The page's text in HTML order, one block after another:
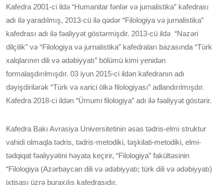
Kafedra 2001-ci ildə “Humanitar fənlər və jurnalistika” kafedrası
adı ilə yaradılmış, 2013-cü ilə qədər “Filologiya və jurnalistika”
kafedrası adı ilə fəaliyyət göstərmişdir. 2013-cü ildə “Nəzəri
dilçilik” və “Filologiya və jurnalistika” kafedraları bazasında “Türk
xalqlarının dili və ədəbiyyatı” bölümü kimi yenidən
formalaşdırılmışdır. 03 iyun 2015-ci ildən kafedranın adı
dəyişdirilərək “Türk və xarici ölkə filologiyası” adlandırılmışdır.
Kafedra 2018-ci ildən “Ümumi filologiya” adı ilə fəaliyyət göstərir.
Kafedra Bakı Avrasiya Universitetinin əsas tədris-elmi struktur
vahidi olmaqla tədris, tədris-metodiki, təşkilati-metodiki, elmi-
tədqiqat fəaliyyətini həyata keçirir, “Filologiya” fakültəsinin
“Filologiya (Azərbaycan dili və ədəbiyyatı; türk dili və ədəbiyyatı)
ixtisası üzrə buraxılış kafedrasıdır.